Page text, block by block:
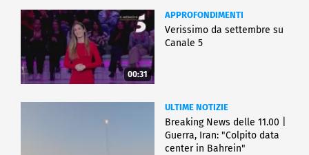
00:31
APPROFONDIMENTI
Verissimo da settembre su
Canale 5
ULTIME NOTIZIE
Breaking News delle 11.00 |
Guerra, Iran: "Colpito data
center in Bahrein"